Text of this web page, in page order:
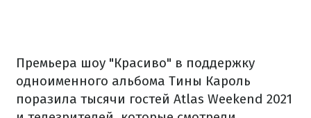
Премьера шоу "Красиво" в поддержку
одноименного альбома Тины Кароль
поразила тысячи гостей Atlas Weekend 2021